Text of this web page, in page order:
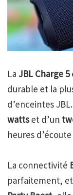
La JBL Charge 5
durable et la
d’enceintes
wattset d’un
heures
La connectivité
parfaitement,